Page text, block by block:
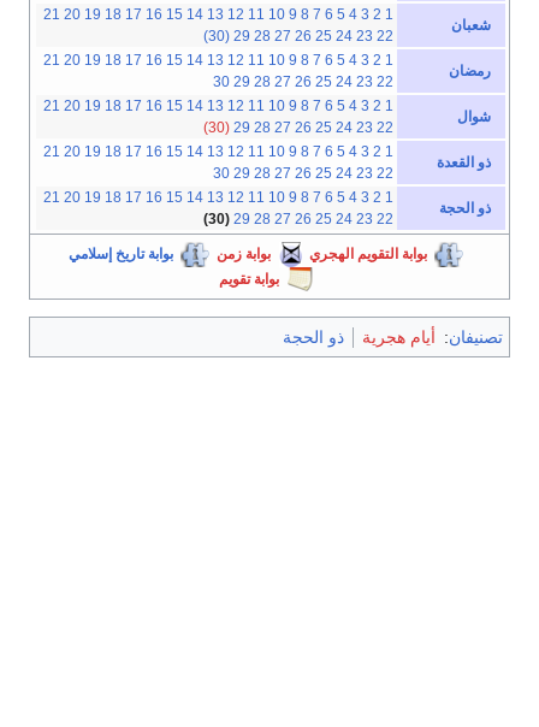
شعبان
1
2
3
4
5
6
7
8
9
10
11
12
13
14
15
16
17
18
19
20
21
22
23
24
25
26
27
28
29
(30)
رمضان
1
2
3
4
5
6
7
8
9
10
11
12
13
14
15
16
17
18
19
20
21
22
23
24
25
26
27
28
29
30
شوال
1
2
3
4
5
6
7
8
9
10
11
12
13
14
15
16
17
18
19
20
21
22
23
24
25
26
27
28
29
(30)
ذو القعدة
1
2
3
4
5
6
7
8
9
10
11
12
13
14
15
16
17
18
19
20
21
22
23
24
25
26
27
28
29
30
ذو الحجة
1
2
3
4
5
6
7
8
9
10
11
12
13
14
15
16
17
18
19
20
21
22
23
24
25
26
27
28
29
(30)
بوابة التقويم الهجري بوابة زمن
بوابة تاريخ إسلامي
بوابة تقويم
تصنيفان: أيام هجرية ذو الحجة